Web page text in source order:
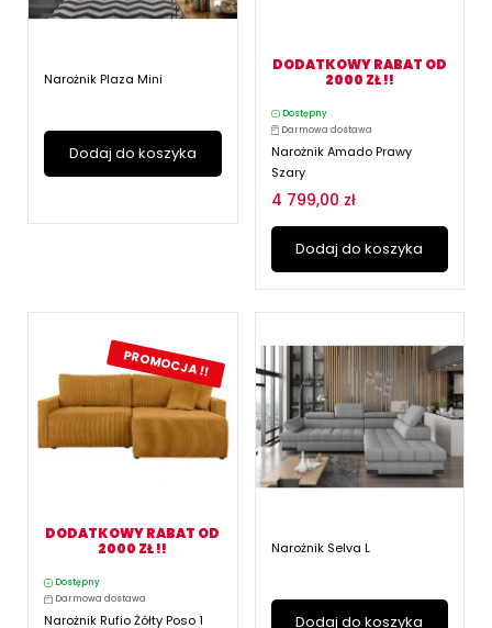
Narożnik Plaza Mini
Dodaj do koszyka
DODATKOWY RABAT OD
2000 ZŁ !!
Dostępny
Darmowa dostawa
Narożnik Amado Prawy
Szary
4 799,00 zł
Dodaj do koszyka
PROMOCJA !!
DODATKOWY RABAT OD
2000 ZŁ !!
Dostępny
Darmowa dostawa
Narożnik Rufio Żółty Poso 1
Narożnik Selva L
Dodaj do koszyka